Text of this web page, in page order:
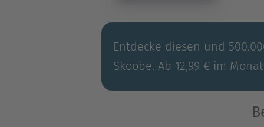
Entdecke diesen und
Skoobe. Ab 12,99 € im